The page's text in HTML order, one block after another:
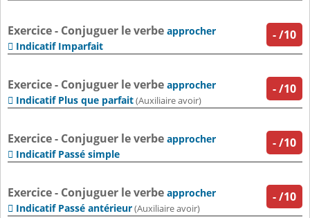
-/10
Exercice - Conjuguer le verbe approcher
 Indicatif Imparfait
-/10
Exercice - Conjuguer le verbe approcher
 Indicatif Plus que parfait(Auxiliaire avoir)
-/10
Exercice - Conjuguer le verbe approcher
 Indicatif Passé simple
-/10
Exercice - Conjuguer le verbe approcher
 Indicatif Passé antérieur(Auxiliaire avoir)